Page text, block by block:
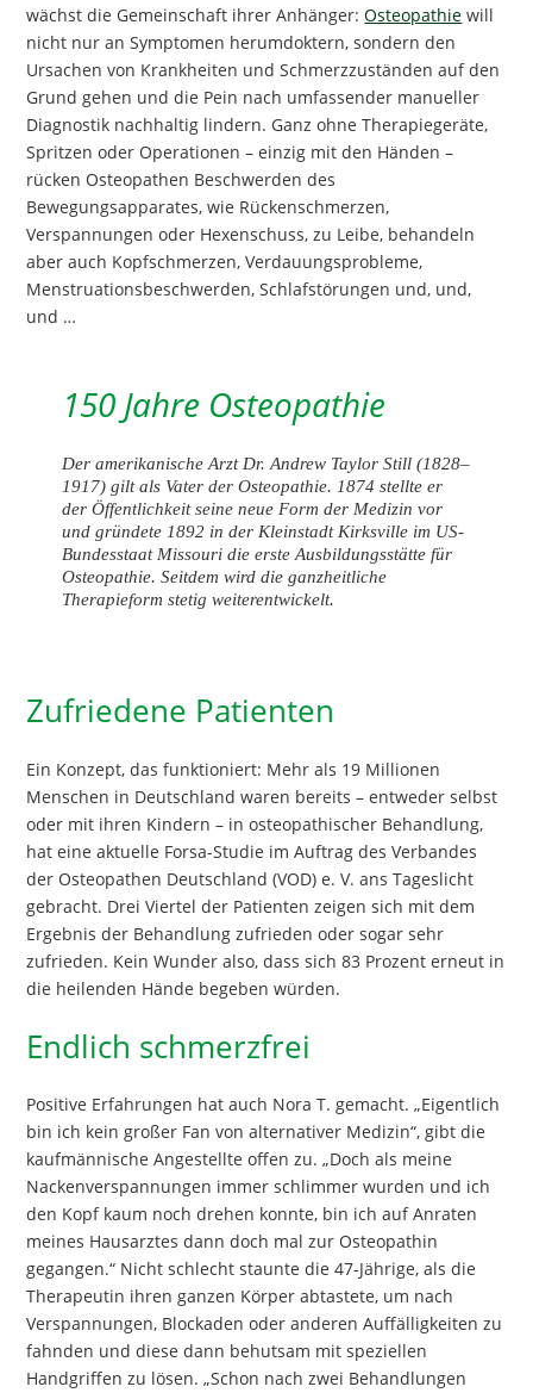
wächst die Gemeinschaft ihrer Anhänger:Osteopathie will
nicht nur an Symptomen herumdoktern, sondern den
Ursachen von Krankheiten und Schmerzzuständen auf den
Grund gehen und die Pein nach umfassender manueller
Diagnostik nachhaltig lindern. Ganz ohne Therapiegeräte,
Spritzen oder Operationen – einzig mit den Händen –
rücken Osteopathen Beschwerden des
Bewegungsapparates, wie Rückenschmerzen,
Verspannungen oder Hexenschuss, zu Leibe, behandeln
aber auch Kopfschmerzen, Verdauungsprobleme,
Menstruationsbeschwerden, Schlafstörungen und, und,
und …
150 Jahre Osteopathie
Der amerikanische Arzt Dr. Andrew Taylor Still (1828–
1917) gilt als Vater der Osteopathie. 1874 stellte er
der Öffentlichkeit seine neue Form der Medizin vor
und gründete 1892 in der Kleinstadt Kirksville im US-
Bundesstaat Missouri die erste Ausbildungsstätte für
Osteopathie. Seitdem wird die ganzheitliche
Therapieform stetig weiterentwickelt.
Zufriedene Patienten
Ein Konzept, das funktioniert: Mehr als 19 Millionen
Menschen in Deutschland waren bereits – entweder selbst
oder mit ihren Kindern – in osteopathischer Behandlung,
hat eine aktuelle Forsa-Studie im Auftrag des Verbandes
der Osteopathen Deutschland (VOD) e. V. ans Tageslicht
gebracht. Drei Viertel der Patienten zeigen sich mit dem
Ergebnis der Behandlung zufrieden oder sogar sehr
zufrieden. Kein Wunder also, dass sich 83 Prozent erneut in
die heilenden Hände begeben würden.
Endlich schmerzfrei
Positive Erfahrungen hat auch Nora T. gemacht. „Eigentlich
bin ich kein großer Fan von alternativer Medizin“, gibt die
kaufmännische Angestellte offen zu. „Doch als meine
Nackenverspannungen immer schlimmer wurden und ich
den Kopf kaum noch drehen konnte, bin ich auf Anraten
meines Hausarztes dann doch mal zur Osteopathin
gegangen.“ Nicht schlecht staunte die 47-Jährige, als die
Therapeutin ihren ganzen Körper abtastete, um nach
Verspannungen, Blockaden oder anderen Auffälligkeiten zu
fahnden und diese dann behutsam mit speziellen
Handgriffen zu lösen. „Schon nach zwei Behandlungen